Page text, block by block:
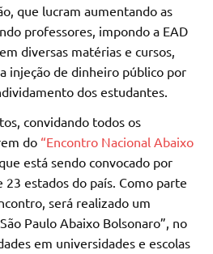
que lucram aumentando as
professores, impondo a EAD
diversas matérias e cursos,
injeção de dinheiro público por
dos estudantes.
convidando todos os
do “Encontro Nacional Abaixo
está sendo convocado por
estados do país. Como parte
será realizado um
Paulo Abaixo Bolsonaro”, no
em universidades e escolas